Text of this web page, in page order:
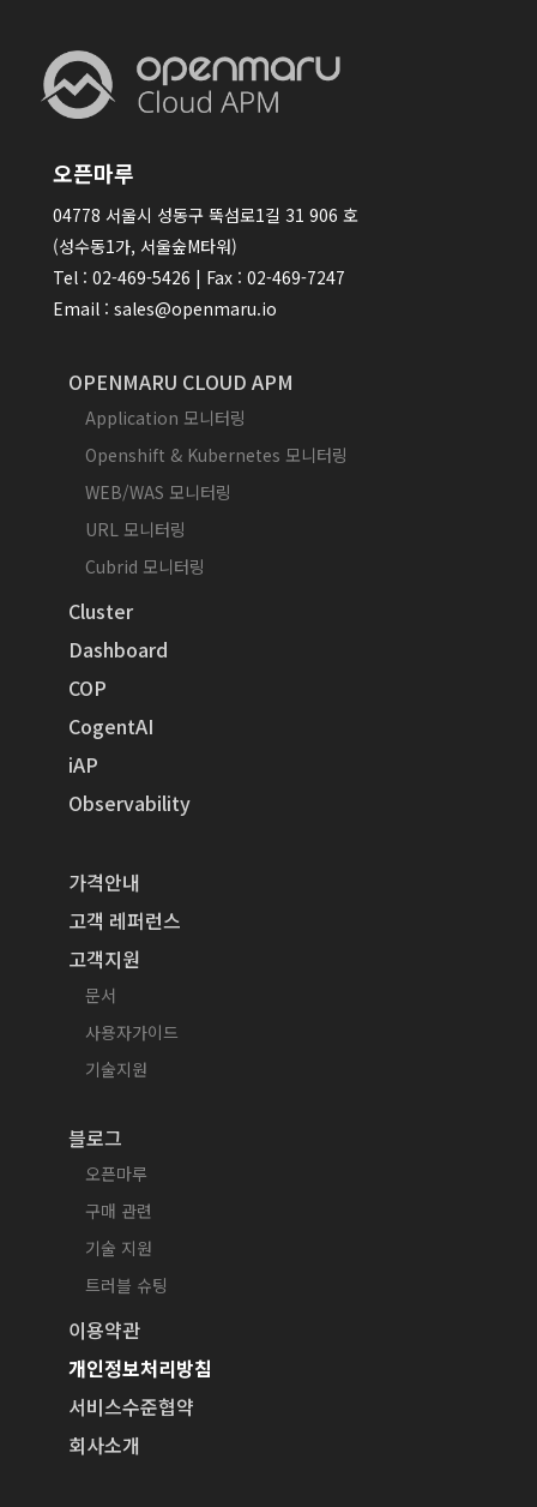
오픈마루
04778 서울시 성동구 뚝섬로1길 31 906 호
(성수동1가, 서울숲M타워)
Tel : 02-469-5426 | Fax : 02-469-7247
Email : sales@openmaru.io
OPENMARU CLOUD APM
Application 모니터링
Openshift & Kubernetes 모니터링
WEB/WAS 모니터링
URL 모니터링
Cubrid 모니터링
Cluster
Dashboard
COP
CogentAI
iAP
Observability
가격안내
고객 레퍼런스
고객지원
문서
사용자가이드
기술지원
블로그
오픈마루
구매 관련
기술 지원
트러블 슈팅
이용약관
개인정보처리방침
서비스수준협약
회사소개